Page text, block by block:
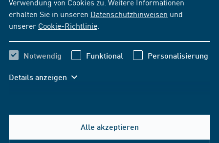
erhalten Sie in unseren Datenschutzhinweisen und
unserer Cookie-Richtlinie
Notwendig Funktional Personalisierung
Details anzeigen
Alle akzeptieren
Hilfe & Kontakt